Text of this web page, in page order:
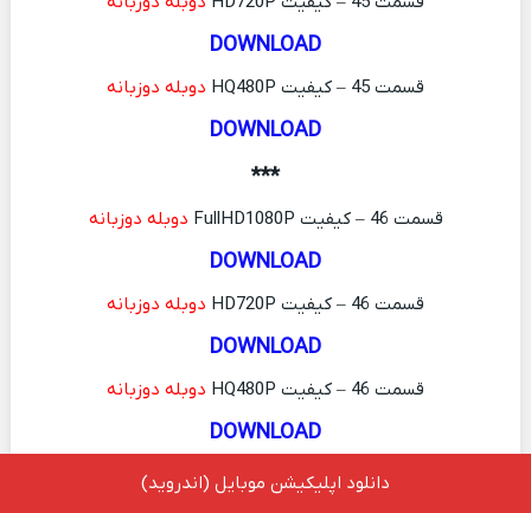
DOWNLOAD
قسمت 45 – کیفیت HQ480P دوبله دوزبانه
DOWNLOAD
***
قسمت 46 – کیفیت FullHD1080P دوبله دوزبانه
DOWNLOAD
قسمت 46 – کیفیت HD720P دوبله دوزبانه
DOWNLOAD
قسمت 46 – کیفیت HQ480P دوبله دوزبانه
DOWNLOAD
***
دانلود اپلیکیشن موبایل (اندروید)